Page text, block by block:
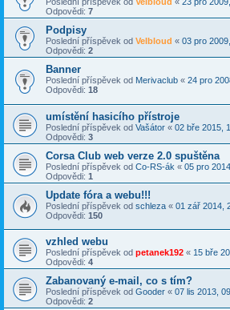
Odpovědi: 7
Podpisy
Poslední příspěvek od Velbloud « 03 pro
Odpovědi: 2
Banner
Poslední příspěvek od Merivaclub « 24 pro
Odpovědi: 18
umístění hasicího přístroje
Poslední příspěvek od Vašátor « 02 bře 2015,
Odpovědi: 3
Corsa Club web verze 2.0 spuštěna
Poslední příspěvek od Co-RS-ák « 05 pro
Odpovědi: 1
Update fóra a webu!!!
Poslední příspěvek od schleza « 01 zář 2014,
Odpovědi: 150
vzhled webu
Poslední příspěvek od petanek192 « 15 bře
Odpovědi: 4
Zabanovaný e-mail, co s tím?
Poslední příspěvek od Gooder « 07 lis 2013,
Odpovědi: 2